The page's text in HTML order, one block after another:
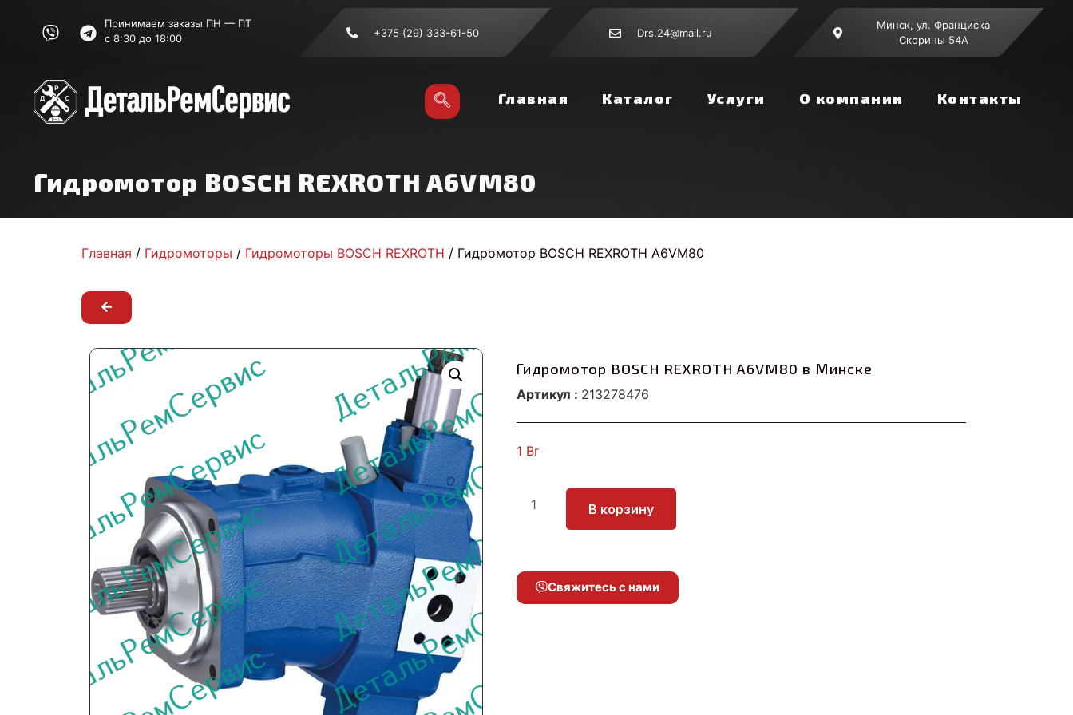
Принимаем заказы ПН — ПТ
с 8:30 до 18:00
+375 (29) 333-61-50 Drs.24@mail.ru
Минск, ул. Франциска
Скорины 54А
Главная Каталог Услуги О компании Контакты
Гидромотор BOSCH REXROTH A6VM80
Главная / Гидромоторы / Гидромоторы BOSCH REXROTH / Гидромотор BOSCH REXROTH A6VM80
Гидромотор BOSCH REXROTH A6VM80 в Минске
Артикул : 213278476
1 Br
В корзину
Свяжитесь с нами